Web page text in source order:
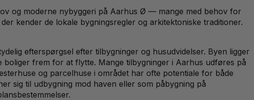
og moderne nybyggeri på Aarhus Ø — mange med behov for
kender de lokale bygningsregler og arkitektoniske traditioner.
efterspørgsel efter tilbygninger og husudvidelser. Byen ligger
frem for at flytte. Mange tilbygninger i Aarhus udføres på
og parcelhuse i området har ofte potentiale for både
sig til udbygning mod haven eller som påbygning på